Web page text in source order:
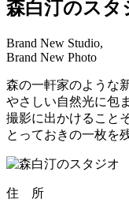
森白汀のスタ
Brand New Studio,
Brand New Photo
森の一軒家のような
やさしい自然光に包
撮影に出かけること
とっておきの一枚を
住 所